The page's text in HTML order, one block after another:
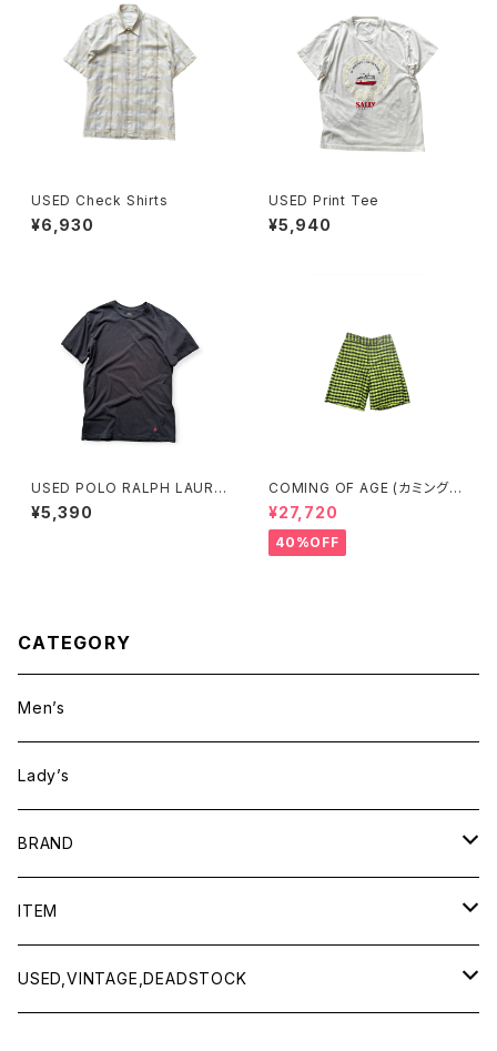
USED Check Shirts
¥6,930
USED Print Tee
¥5,940
USED POLO RALPH LAURE
N Tee
¥5,390
COMING OF AGE (カミングオ
ブエイジ) FLARED SHORTS
（GINGHAM LIME/BLACK）
¥27,720
40%OFF
CATEGORY
Men’s
Lady’s
BRAND
BAICYCLON by bagjack
Baserange
ITEM
Men
USED,VINTAGE,DEADSTOCK